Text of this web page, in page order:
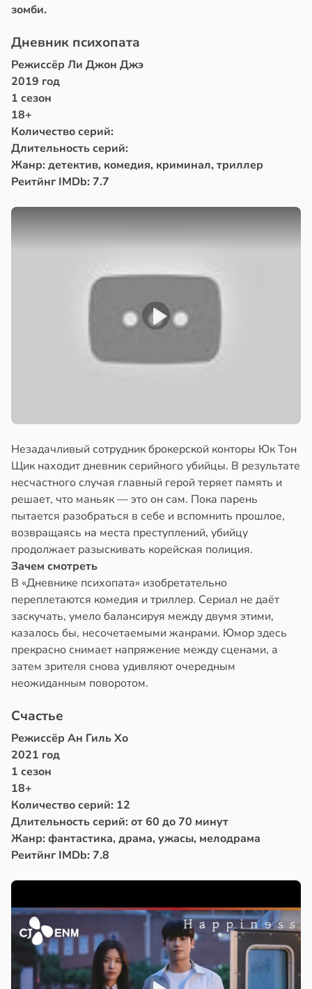
зомби.
Дневник психопата
Режиссёр Ли Джон Джэ
2019 год
1 сезон
18+
Количество серий:
Длительность серий:
Жанр: детектив, комедия, криминал, триллер
Реитйнг IMDb: 7.7
Незадачливый сотрудник брокерской конторы Юк Тон
Щик находит дневник серийного убийцы. В результате
несчастного случая главный герой теряет память и
решает, что маньяк — это он сам. Пока парень
пытается разобраться в себе и вспомнить прошлое,
возвращаясь на места преступлений, убийцу
продолжает разыскивать корейская полиция.
Зачем смотреть
В «Дневнике психопата» изобретательно
переплетаются комедия и триллер. Сериал не даёт
заскучать, умело балансируя между двумя этими,
казалось бы, несочетаемыми жанрами. Юмор здесь
прекрасно снимает напряжение между сценами, а
затем зрителя снова удивляют очередным
неожиданным поворотом.
Счастье
Режиссёр Ан Гиль Хо
2021 год
1 сезон
18+
Количество серий: 12
Длительность серий: от 60 до 70 минут
Жанр: фантастика, драма, ужасы, мелодрама
Реитйнг IMDb: 7.8